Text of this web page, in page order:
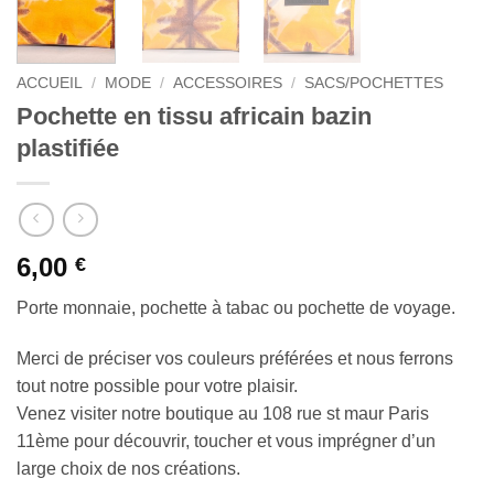
ACCUEIL / MODE / ACCESSOIRES / SACS/POCHETTES
Pochette en tissu africain bazin
plastifiée
6,00 €
Porte monnaie, pochette à tabac ou pochette de voyage.
Merci de préciser vos couleurs préférées et nous ferrons
tout notre possible pour votre plaisir.
Venez visiter notre boutique au 108 rue st maur Paris
11ème pour découvrir, toucher et vous imprégner d’un
large choix de nos créations.